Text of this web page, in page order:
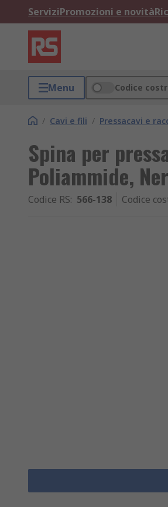
ServiziPromozioni e novità
Menu Codice
/ Cavi e fili / Pressacavi e
Spina per
Poliammide,
Codice RS: 566-138 Codice